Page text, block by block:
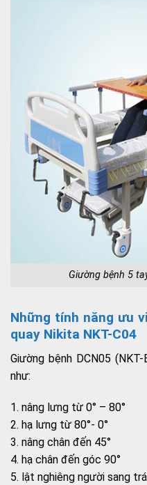
Giường bệnh 5
Những tính năng ưu
quay Nikita NKT-C04
Giường bệnh DCN05
như:
1. nâng lưng từ 0° – 80°
2. hạ lưng từ 80°- 0°
3. nâng chân đến 45°
4. hạ chân đến góc 90°
5. lật nghiêng người sang